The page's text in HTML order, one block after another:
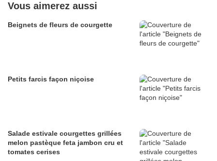
Vous aimerez aussi
Beignets de fleurs de courgette
Petits farcis façon niçoise
Salade estivale courgettes grillées
melon pastèque feta jambon cru et
tomates cerises